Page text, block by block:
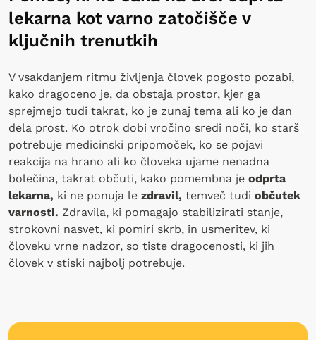
lekarna kot varno zatočišče v
ključnih trenutkih
V vsakdanjem ritmu življenja človek pogosto pozabi,
kako dragoceno je, da obstaja prostor, kjer ga
sprejmejo tudi takrat, ko je zunaj tema ali ko je dan
dela prost. Ko otrok dobi vročino sredi noči, ko starš
potrebuje medicinski pripomoček, ko se pojavi
reakcija na hrano ali ko človeka ujame nenadna
bolečina, takrat občuti, kako pomembna je odprta
lekarna, ki ne ponuja le zdravil, temveč tudi občutek
varnosti. Zdravila, ki pomagajo stabilizirati stanje,
strokovni nasvet, ki pomiri skrb, in usmeritev, ki
človeku vrne nadzor, so tiste dragocenosti, ki jih
človek v stiski najbolj potrebuje.